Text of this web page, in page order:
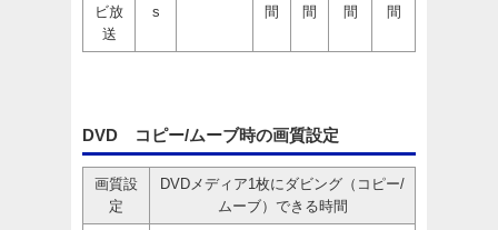
ビ放
送
s
間
間
間
間
DVD コピー/ムーブ時の画質設定
画質設
定
DVDメディア1枚にダビング（コピー/
ムーブ）できる時間